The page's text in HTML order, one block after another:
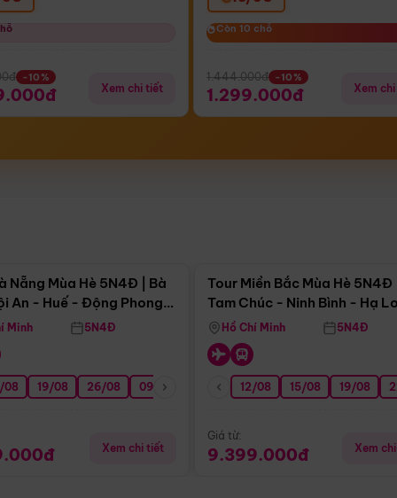
-10%
Xem chi tiết
Còn 10 chỗ
Còn 10 chỗ
1.444.000đ -10%
1.299.000đ Xem
09 20/09 27/09
Nẵng Mùa Hè 5N4Đ | Bà
An - Huế - Động Phong
Minh 5N4Đ
08 19/08 26/08 09/09 16/09 23/09 30/09 07/10
Xem chi tiết
Tour Miền Bắc Mùa Hè 5N4Đ |
Tam Chúc - Ninh Bình - Hạ
Hồ Chí Minh 5N4Đ
12/08 15/08 19/08
Giá từ:
9.399.000đ Xem